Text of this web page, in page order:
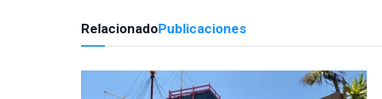
RelacionadoPublicaciones